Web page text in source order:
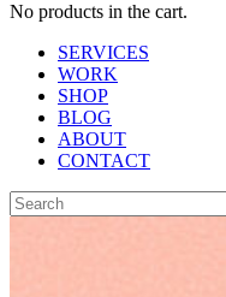
No products in the cart.
SERVICES
WORK
SHOP
BLOG
ABOUT
CONTACT